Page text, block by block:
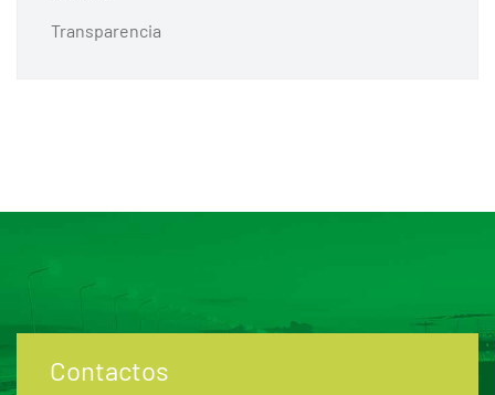
Transparencia
Contactos